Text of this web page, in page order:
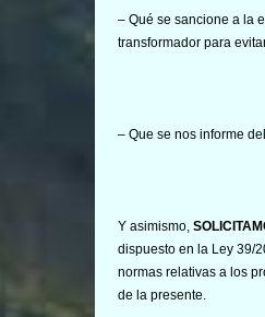
– Qué se sancione a la
transformador para
– Que se nos informe
Y asimismo,
dispuesto en la Ley 39/
normas relativas a los
de la presente.